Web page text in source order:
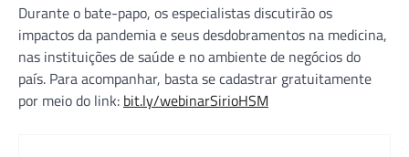
Durante o bate-papo, os especialistas discutirão os
impactos da pandemia e seus desdobramentos na medicina,
nas instituições de saúde e no ambiente de negócios do
país. Para acompanhar, basta se cadastrar gratuitamente
por meio do link: bit.ly/webinarSirioHSM